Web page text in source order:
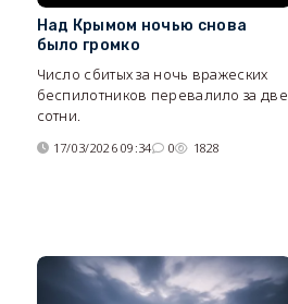
Над Крымом ночью снова
было громко
Число сбитых за ночь вражеских
беспилотников перевалило за две
сотни.
17/03/2026 09:34 0 1828